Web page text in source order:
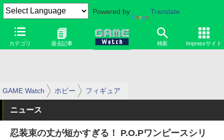
Powered by Translate
カテゴリ 過去記事 検索 Impressサイト
GAME Watch ホビー フィギュア
ニュース
忍装束の丈が短かすぎる！ P.O.Pワンピースシリ